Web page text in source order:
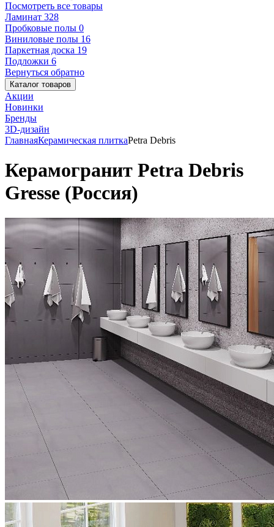
Посмотреть все товары
Ламинат 328
Пробковые полы 0
Виниловые полы 16
Паркетная доска 19
Подложки 6
Вернуться обратно
Каталог товаров
Акции
Новинки
Бренды
3D-дизайн
ГлавнаяКерамическая плиткаPetra Debris
Керамогранит Petra Debris
Gresse (Россия)